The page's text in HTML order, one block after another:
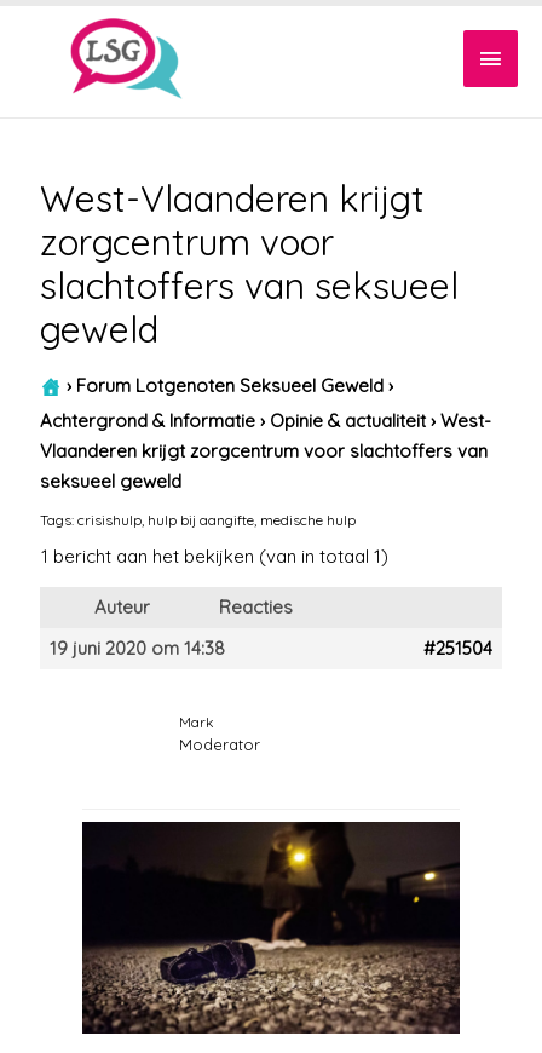
West-Vlaanderen krijgt
zorgcentrum voor
slachtoffers van seksueel
geweld
› Forum Lotgenoten Seksueel Geweld ›
Achtergrond & Informatie › Opinie & actualiteit › West-
Vlaanderen krijgt zorgcentrum voor slachtoffers van
seksueel geweld
Tags:crisishulp hulp bij aangifte medische hulp
1 bericht aan het bekijken (van in totaal 1)
Auteur
Reacties
19 juni 2020 om 14:38
#251504
Mark
Moderator